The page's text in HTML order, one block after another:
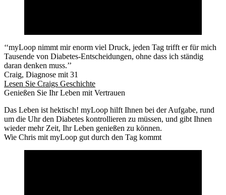
‘‘myLoop nimmt mir enorm viel Druck, jeden Tag trifft er für mich
Tausende von Diabetes-Entscheidungen, ohne dass ich ständig
daran denken muss.’’
Craig, Diagnose mit 31
Lesen Sie Craigs Geschichte
Genießen Sie Ihr Leben mit Vertrauen
Das Leben ist hektisch! myLoop hilft Ihnen bei der Aufgabe, rund
um die Uhr den Diabetes kontrollieren zu müssen, und gibt Ihnen
wieder mehr Zeit, Ihr Leben genießen zu können.
Wie Chris mit myLoop gut durch den Tag kommt